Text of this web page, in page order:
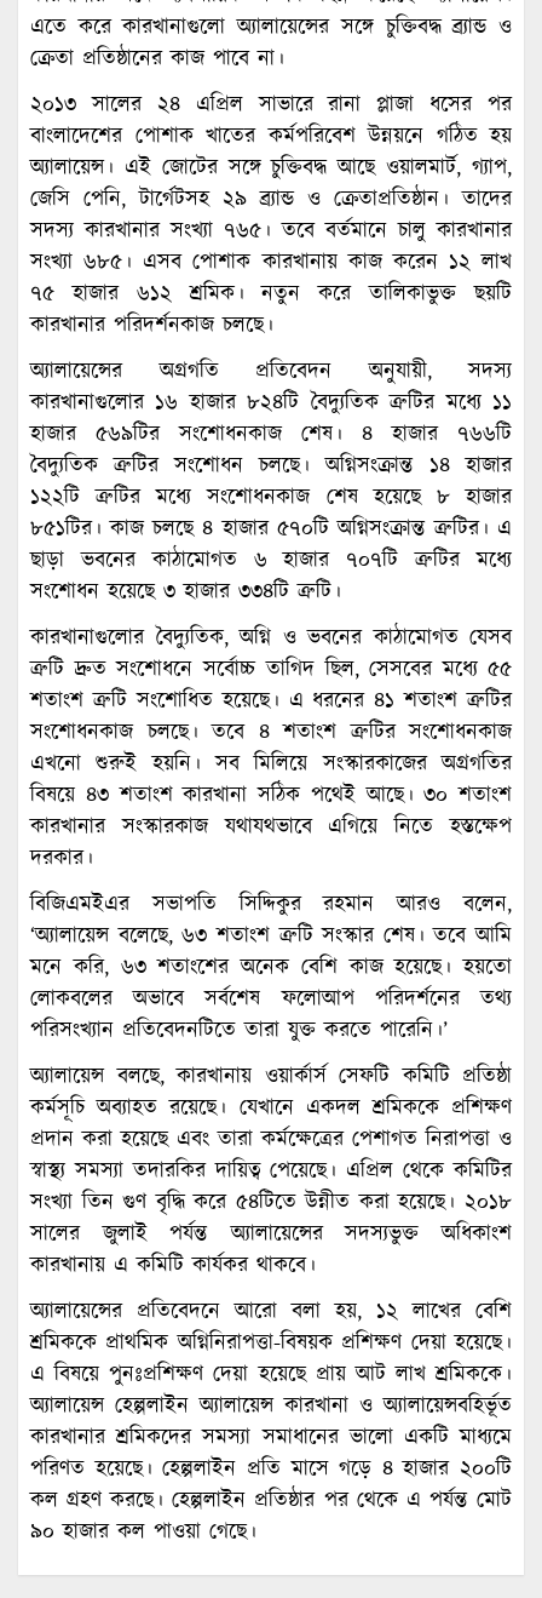
এতে করে কারখানাগুলো অ্যালায়েন্সের সঙ্গে চুক্তিবদ্ধ ব্র্যান্ড ও
ক্রেতা প্রতিষ্ঠানের কাজ পাবে না।
২০১৩ সালের ২৪ এপ্রিল সাভারে রানা প্লাজা ধসের পর
বাংলাদেশের পোশাক খাতের কর্মপরিবেশ উন্নয়নে গঠিত হয়
অ্যালায়েন্স। এই জোটের সঙ্গে চুক্তিবদ্ধ আছে ওয়ালমার্ট, গ্যাপ,
জেসি পেনি, টার্গেটসহ ২৯ ব্র্যান্ড ও ক্রেতাপ্রতিষ্ঠান। তাদের
সদস্য কারখানার সংখ্যা ৭৬৫। তবে বর্তমানে চালু কারখানার
সংখ্যা ৬৮৫। এসব পোশাক কারখানায় কাজ করেন ১২ লাখ
৭৫ হাজার ৬১২ শ্রমিক। নতুন করে তালিকাভুক্ত ছয়টি
কারখানার পরিদর্শনকাজ চলছে।
অ্যালায়েন্সের অগ্রগতি প্রতিবেদন অনুযায়ী, সদস্য
কারখানাগুলোর ১৬ হাজার ৮২৪টি বৈদ্যুতিক ত্রুটির মধ্যে ১১
হাজার ৫৬৯টির সংশোধনকাজ শেষ। ৪ হাজার ৭৬৬টি
বৈদ্যুতিক ত্রুটির সংশোধন চলছে। অগ্নিসংক্রান্ত ১৪ হাজার
১২২টি ত্রুটির মধ্যে সংশোধনকাজ শেষ হয়েছে ৮ হাজার
৮৫১টির। কাজ চলছে ৪ হাজার ৫৭০টি অগ্নিসংক্রান্ত ত্রুটির। এ
ছাড়া ভবনের কাঠামোগত ৬ হাজার ৭০৭টি ত্রুটির মধ্যে
সংশোধন হয়েছে ৩ হাজার ৩৩৪টি ত্রুটি।
কারখানাগুলোর বৈদ্যুতিক, অগ্নি ও ভবনের কাঠামোগত যেসব
ত্রুটি দ্রুত সংশোধনে সর্বোচ্চ তাগিদ ছিল, সেসবের মধ্যে ৫৫
শতাংশ ত্রুটি সংশোধিত হয়েছে। এ ধরনের ৪১ শতাংশ ত্রুটির
সংশোধনকাজ চলছে। তবে ৪ শতাংশ ত্রুটির সংশোধনকাজ
এখনো শুরুই হয়নি। সব মিলিয়ে সংস্কারকাজের অগ্রগতির
বিষয়ে ৪৩ শতাংশ কারখানা সঠিক পথেই আছে। ৩০ শতাংশ
কারখানার সংস্কারকাজ যথাযথভাবে এগিয়ে নিতে হস্তক্ষেপ
দরকার।
বিজিএমইএর সভাপতি সিদ্দিকুর রহমান আরও বলেন,
‘অ্যালায়েন্স বলেছে, ৬৩ শতাংশ ত্রুটি সংস্কার শেষ। তবে আমি
মনে করি, ৬৩ শতাংশের অনেক বেশি কাজ হয়েছে। হয়তো
লোকবলের অভাবে সর্বশেষ ফলোআপ পরিদর্শনের তথ্য
পরিসংখ্যান প্রতিবেদনটিতে তারা যুক্ত করতে পারেনি।’
অ্যালায়েন্স বলছে, কারখানায় ওয়ার্কার্স সেফটি কমিটি প্রতিষ্ঠা
কর্মসূচি অব্যাহত রয়েছে। যেখানে একদল শ্রমিককে প্রশিক্ষণ
প্রদান করা হয়েছে এবং তারা কর্মক্ষেত্রের পেশাগত নিরাপত্তা ও
স্বাস্থ্য সমস্যা তদারকির দায়িত্ব পেয়েছে। এপ্রিল থেকে কমিটির
সংখ্যা তিন গুণ বৃদ্ধি করে ৫৪টিতে উন্নীত করা হয়েছে। ২০১৮
সালের জুলাই পর্যন্ত অ্যালায়েন্সের সদস্যভুক্ত অধিকাংশ
কারখানায় এ কমিটি কার্যকর থাকবে।
অ্যালায়েন্সের প্রতিবেদনে আরো বলা হয়, ১২ লাখের বেশি
শ্রমিককে প্রাথমিক অগ্নিনিরাপত্তা-বিষয়ক প্রশিক্ষণ দেয়া হয়েছে।
এ বিষয়ে পুনঃপ্রশিক্ষণ দেয়া হয়েছে প্রায় আট লাখ শ্রমিককে।
অ্যালায়েন্স হেল্পলাইন অ্যালায়েন্স কারখানা ও অ্যালায়েন্সবহির্ভূত
কারখানার শ্রমিকদের সমস্যা সমাধানের ভালো একটি মাধ্যমে
পরিণত হয়েছে। হেল্পলাইন প্রতি মাসে গড়ে ৪ হাজার ২০০টি
কল গ্রহণ করছে। হেল্পলাইন প্রতিষ্ঠার পর থেকে এ পর্যন্ত মোট
৯০ হাজার কল পাওয়া গেছে।